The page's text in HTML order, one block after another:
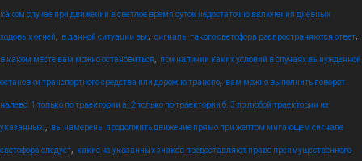
каком случае при движении в светлое время суток недостаточно включения дневных
ходовых огней, в данной ситуации вы:, сигналы такого светофора распространяются ответ,
в каком месте вам можно остановиться, при наличии каких условий в случаях вынужденной
остановки транспортного средства или дорожно транспо, вам можно выполнить поворот
налево: 1 только по траектории а. 2 только по траектории б. 3 по любой траектории из
указанных. , вы намерены продолжить движение прямо при желтом мигающем сигнале
светофора следует, какие из указанных знаков предоставляют право преимущественного